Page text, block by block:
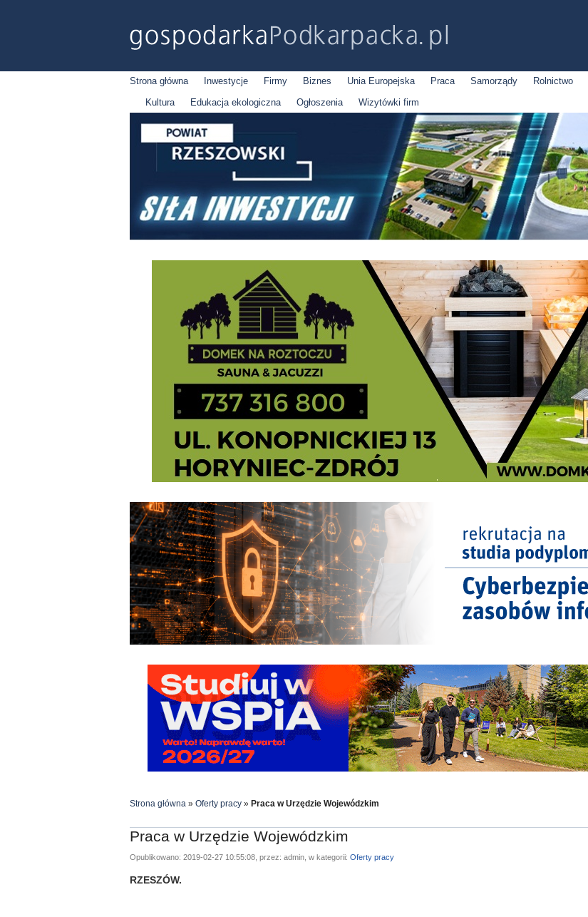
Strona główna Inwestycje Firmy Biznes Unia Europejska Praca Samorządy Rolnictwo
Kultura
Edukacja ekologiczna Ogłoszenia Wizytówki firm
Strona główna » Oferty pracy » Praca w Urzędzie Wojewódzkim
Praca w Urzędzie Wojewódzkim
Opublikowano: 2019-02-27 10:55:08, przez: admin, w kategorii: Oferty pracy
RZESZÓW.